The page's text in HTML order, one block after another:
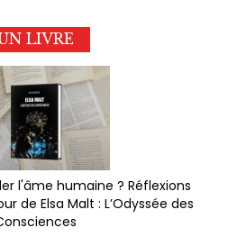
LIVRE
l'âme humaine ? Réflexions
de Elsa Malt : L’Odyssée des